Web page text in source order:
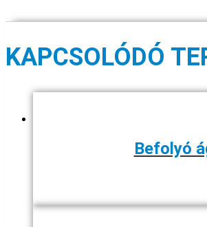
KAPCSOLÓDÓ
Befolyó